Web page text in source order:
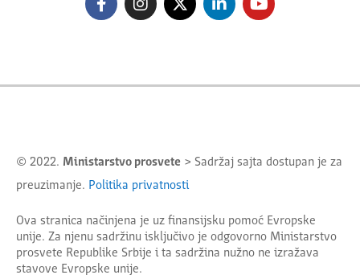
© 2022. Ministarstvo prosvete > Sadržaj sajta dostupan je za
preuzimanje. Politika privatnosti
Ova stranica načinjena je uz finansijsku pomoć Evropske
unije. Za njenu sadržinu isključivo je odgovorno Ministarstvo
prosvete Republike Srbije i ta sadržina nužno ne izražava
stavove Evropske unije.